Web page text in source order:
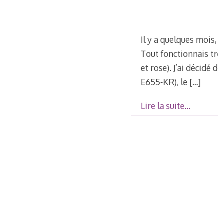
Il y a quelques
Tout fonctionnais
et rose). J’ai décidé
E655-KR), le […]
Lire la suite…